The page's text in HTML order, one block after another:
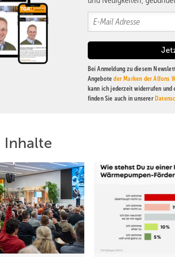
Bei Anmeldung zu diesem
Angeboteder Marken der Alfons
kann ich jederzeit widerrufen
finden Sie auch in unserer
Inhalte